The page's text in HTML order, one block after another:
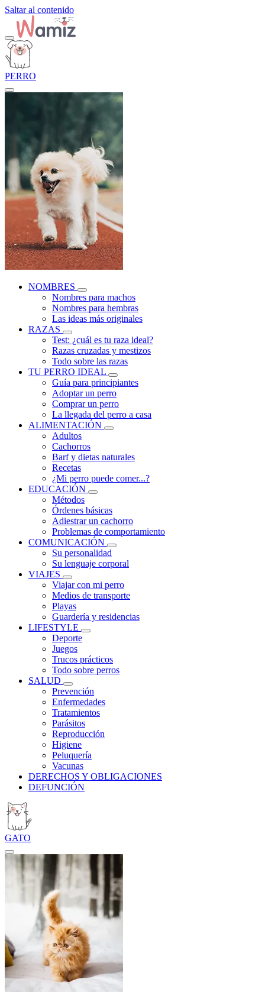
Saltar al contenido
PERRO
NOMBRES
Nombres para machos
Nombres para hembras
Las ideas más originales
RAZAS
Test: ¿cuál es tu raza ideal?
Razas cruzadas y mestizos
Todo sobre las razas
TU PERRO IDEAL
Guía para principiantes
Adoptar un perro
Comprar un perro
La llegada del perro a casa
ALIMENTACIÓN
Adultos
Cachorros
Barf y dietas naturales
Recetas
¿Mi perro puede comer...?
EDUCACIÓN
Métodos
Órdenes básicas
Adiestrar un cachorro
Problemas de comportamiento
COMUNICACIÓN
Su personalidad
Su lenguaje corporal
VIAJES
Viajar con mi perro
Medios de transporte
Playas
Guardería y residencias
LIFESTYLE
Deporte
Juegos
Trucos prácticos
Todo sobre perros
SALUD
Prevención
Enfermedades
Tratamientos
Parásitos
Reproducción
Higiene
Peluquería
Vacunas
DERECHOS Y OBLIGACIONES
DEFUNCIÓN
GATO